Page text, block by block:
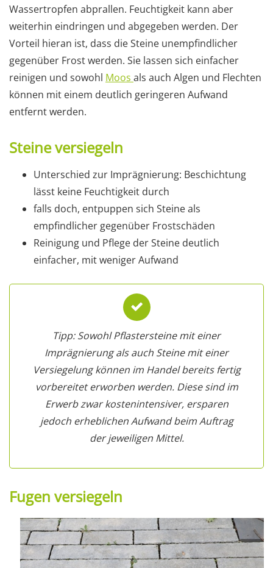
Wassertropfen abprallen. Feuchtigkeit kann aber
weiterhin eindringen und abgegeben werden. Der
Vorteil hieran ist, dass die Steine unempfindlicher
gegenüber Frost werden. Sie lassen sich einfacher
reinigen und sowohl Moos als auch Algen und Flechten
können mit einem deutlich geringeren Aufwand
entfernt werden.
Steine versiegeln
Unterschied zur Imprägnierung: Beschichtung
lässt keine Feuchtigkeit durch
falls doch, entpuppen sich Steine als
empfindlicher gegenüber Frostschäden
Reinigung und Pflege der Steine deutlich
einfacher, mit weniger Aufwand
Tipp: Sowohl Pflastersteine mit einer
Imprägnierung als auch Steine mit einer
Versiegelung können im Handel bereits fertig
vorbereitet erworben werden. Diese sind im
Erwerb zwar kostenintensiver, ersparen
jedoch erheblichen Aufwand beim Auftrag
der jeweiligen Mittel.
Fugen versiegeln